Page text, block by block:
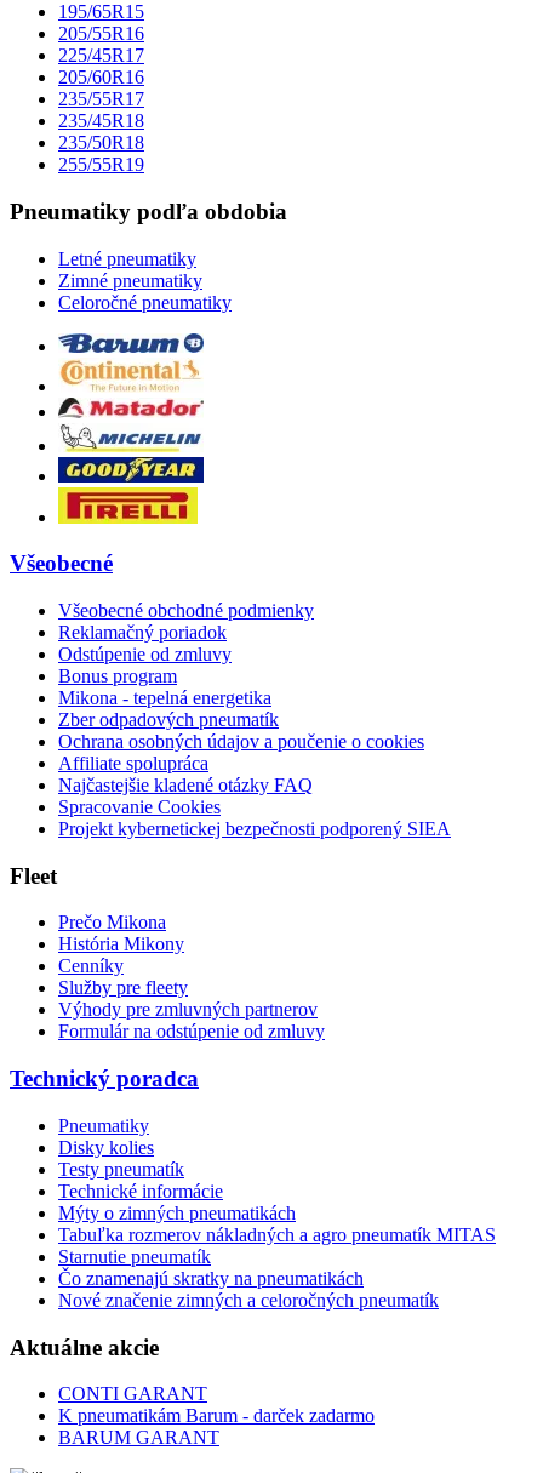
195/65R15
205/55R16
225/45R17
205/60R16
235/55R17
235/45R18
235/50R18
255/55R19
Pneumatiky podľa obdobia
Letné pneumatiky
Zimné pneumatiky
Celoročné pneumatiky
Všeobecné
Všeobecné obchodné podmienky
Reklamačný poriadok
Odstúpenie od zmluvy
Bonus program
Mikona - tepelná energetika
Zber odpadových pneumatík
Ochrana osobných údajov a poučenie o cookies
Affiliate spolupráca
Najčastejšie kladené otázky FAQ
Spracovanie Cookies
Projekt kybernetickej bezpečnosti podporený SIEA
Fleet
Prečo Mikona
História Mikony
Cenníky
Služby pre fleety
Výhody pre zmluvných partnerov
Formulár na odstúpenie od zmluvy
Technický poradca
Pneumatiky
Disky kolies
Testy pneumatík
Technické informácie
Mýty o zimných pneumatikách
Tabuľka rozmerov nákladných a agro pneumatík MITAS
Starnutie pneumatík
Čo znamenajú skratky na pneumatikách
Nové značenie zimných a celoročných pneumatík
Aktuálne akcie
CONTI GARANT
K pneumatikám Barum - darček zadarmo
BARUM GARANT